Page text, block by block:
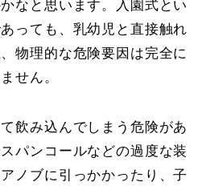
なと思います。入園式とい
っても、乳幼児と直接触れ
物理的な危険要因は完全に
せん。
飲み込んでしまう危険があ
パンコールなどの過度な装
ノブに引っかかったり、子